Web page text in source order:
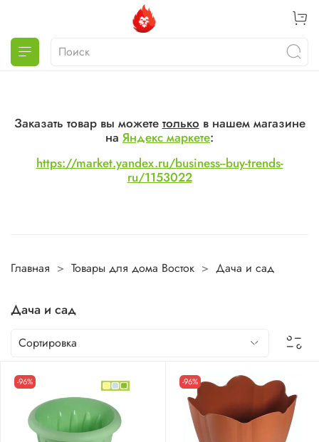
Заказать товар вы можете только в нашем магазине
на Яндекс маркете:
https://market.yandex.ru/business--buy-trends-
ru/1153022
Главная Товары для дома Восток Дача и сад
Дача и сад
-96% -96%